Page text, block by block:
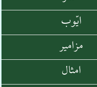
ایّوب
مزامیر
امثال